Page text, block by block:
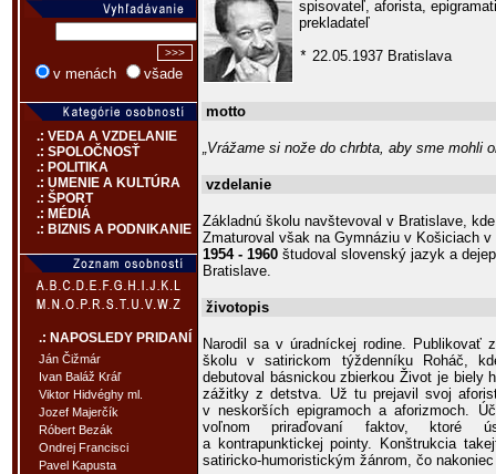
v menách všade
.: VEDA A VZDELANIE
.: SPOLOČNOSŤ
.: POLITIKA
.: UMENIE A KULTÚRA
.: ŠPORT
.: MÉDIÁ
.: BIZNIS A PODNIKANIE
.: NAPOSLEDY PRIDANÍ
Ján Čižmár
Ivan Baláž Kráľ
Viktor Hidvéghy ml.
Jozef Majerčík
Róbert Bezák
Ondrej Francisci
Pavel Kapusta
spisovateľ, aforista,
prekladateľ
* 22.05.1937 Bratislava
motto
„Vrážame si nože do chrbta, aby sme mohli
vzdelanie
Základnú školu navštevoval v Bratislave,
Zmaturoval však na Gymnáziu v Košiciach
1954 - 1960 študoval slovenský jazyk a
Bratislave.
životopis
Narodil sa v úradníckej rodine. Publikovať
školu v satirickom týždenníku Roháč,
debutoval básnickou zbierkou Život je biely
zážitky z detstva. Už tu prejavil svoj
v neskorších epigramoch a aforizmoch.
voľnom priraďovaní faktov, ktoré
a kontrapunktickej pointy. Konštrukcia
satiricko-humoristickým žánrom, čo